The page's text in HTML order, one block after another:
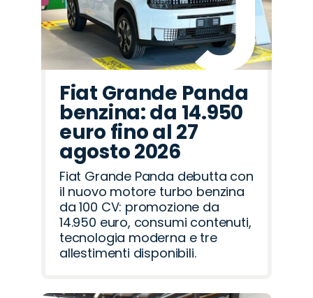
Fiat Grande Panda
benzina: da 14.950
euro fino al 27
agosto 2026
Fiat Grande Panda debutta con
il nuovo motore turbo benzina
da 100 CV: promozione da
14.950 euro, consumi contenuti,
tecnologia moderna e tre
allestimenti disponibili.